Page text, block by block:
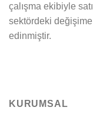
çalışma ekibiyle
sektördeki
edinmiştir.
KURUMSAL